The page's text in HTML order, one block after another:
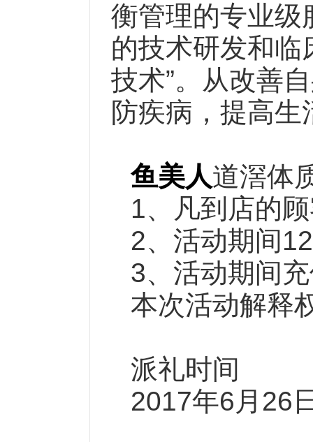
衡管理的专业级
的技术研发和临
技术”。从改善
防疾病，提高
鱼美人道滘体
1、凡到店的
2、活动期间
3、活动期间
本次活动解释
派礼时间
2017年6月26